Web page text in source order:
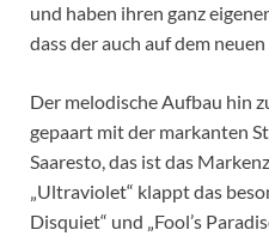
und haben ihren ganz
dass der auch auf dem
Der melodische Aufbau hin
gepaart mit der markanten
Saaresto, das ist das
„Ultraviolet“ klappt das
Disquiet“ und „Fool’s